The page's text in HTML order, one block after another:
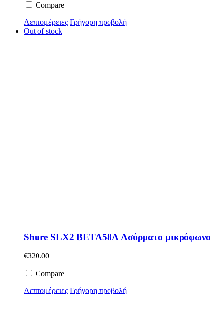
Compare
Λεπτομέρειες Γρήγορη προβολή
Out of stock
Shure SLX2 BETA58A Ασύρματο μικρόφωνο
€320.00
Compare
Λεπτομέρειες Γρήγορη προβολή